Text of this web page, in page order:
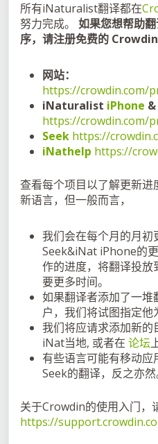
所有iNaturalist翻译都在
努力完成。 如果您想帮助
序，请注册免费的
网站：
https://crowdin.com/
iNaturalist iPhone &
https://crowdin.com/
Seek https://
iNathelp https://
查看每个项目以了解更新
新语言，但一般而言，
我们会在每个月的月初
Seek&iNat iPhone的
作的进度，将翻译投
要更多时间。
如果翻译者添加了一
户，我们将试图指定
我们将应请求添加新
iNat当地, 或者在 论坛
有些语言可能有移动
Seek的翻译，反之亦然
关于Crowdin的使用入门，
https://